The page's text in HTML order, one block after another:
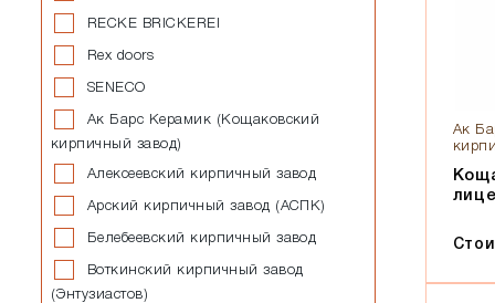
RECKE BRICKEREI
Rex doors
SENECO
Ак Барс Керамик (Кощаковский
кирпичный завод)
Алексеевский кирпичный завод
Арский кирпичный завод (АСПК)
Белебеевский кирпичный завод
Воткинский кирпичный завод
(Энтузиастов)
Ак